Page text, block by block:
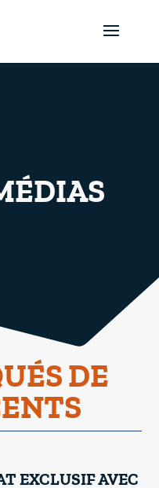
DE
EXCLUSIF AVEC